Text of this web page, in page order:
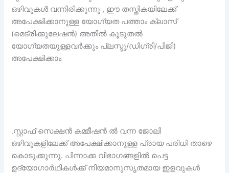
ഒഴിവുകൾ വന്നിരിക്കുന്നു , ഈ തസ്തികയിലേക്ക്
അപേക്ഷിക്കാനുള്ള യോഗ്യത പത്താം ക്ലാസ്
(മെട്രിക്കുലേഷൻ) അതിൽ കൂടുതൽ
യോഗ്യതയുള്ളവർക്കും പ്ലസ്ടു/ഡിഗ്രി/പിജി)
അപേക്ഷിക്കാം
.സ്റ്റാഫ് സെക്ഷൻ കമ്മീഷൻ ൽ വന്ന ജോലി
ഒഴിവുകളിലേക്ക് അപേക്ഷിക്കാനുള്ള പ്രായ പരിധി താഴെ
കൊടുക്കുന്നു. പിന്നാക്ക വിഭാഗങ്ങളിൽ പെട്ട
ഉദ്യോഗാർഥികൾക്ക് നിയമാനുസൃതമായ ഇളവുകൾ